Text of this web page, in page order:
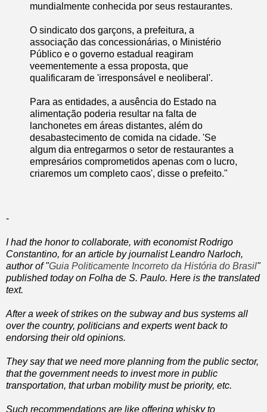
mundialmente conhecida por seus restaurantes.
O sindicato dos garçons, a prefeitura, a
associação das concessionárias, o Ministério
Público e o governo estadual reagiram
veementemente a essa proposta, que
qualificaram de 'irresponsável e neoliberal'.
Para as entidades, a ausência do Estado na
alimentação poderia resultar na falta de
lanchonetes em áreas distantes, além do
desabastecimento de comida na cidade. 'Se
algum dia entregarmos o setor de restaurantes a
empresários comprometidos apenas com o lucro,
criaremos um completo caos', disse o prefeito."
-
I had the honor to collaborate, with economist Rodrigo
Constantino, for an article by journalist Leandro Narloch,
author of "Guia Politicamente Incorreto da História do Brasil"
published today on Folha de S. Paulo. Here is the translated
text.
After a week of strikes on the subway and bus systems all
over the country, politicians and experts went back to
endorsing their old opinions.
They say that we need more planning from the public sector,
that the government needs to invest more in public
transportation, that urban mobility must be priority, etc.
Such recommendations are like offering whisky to